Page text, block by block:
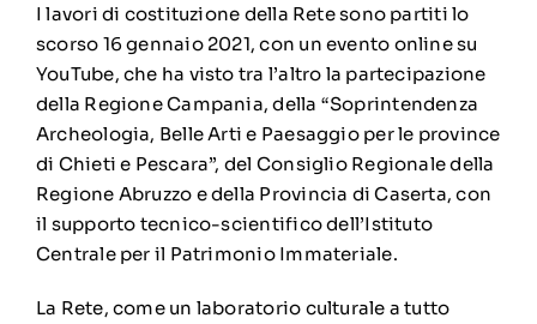
I lavori di costituzione della Rete sono partiti lo
scorso 16 gennaio 2021, con un evento online su
YouTube, che ha visto tra l’altro la partecipazione
della Regione Campania, della “Soprintendenza
Archeologia, Belle Arti e Paesaggio per le province
di Chieti e Pescara”, del Consiglio Regionale della
Regione Abruzzo e della Provincia di Caserta, con
il supporto tecnico-scientifico dell’Istituto
Centrale per il Patrimonio Immateriale.
La Rete, come un laboratorio culturale a tutto